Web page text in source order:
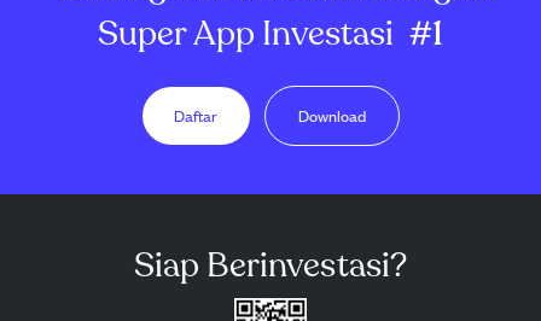
Super App Investasi #1
Daftar Download
Siap Berinvestasi?